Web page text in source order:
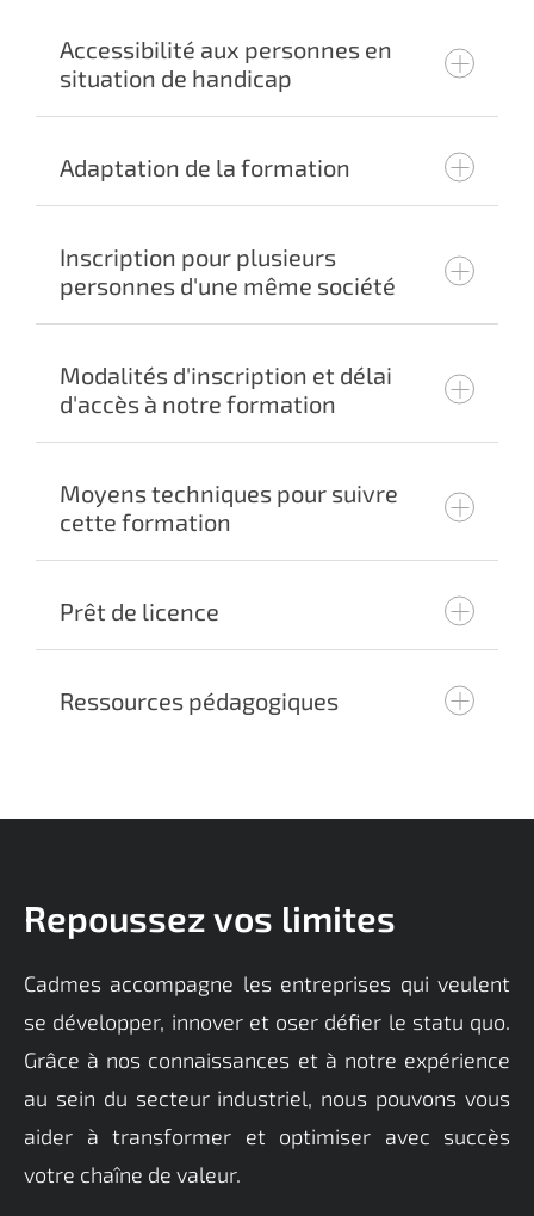
Accessibilité aux personnes en
situation de handicap
customer@cadmes.com
Adaptation de la formation
Inscription pour plusieurs
personnes d'une même société
Modalités d'inscription et délai
d'accès à notre formation
Moyens techniques pour suivre
cette formation
Prêt de licence
Ressources pédagogiques
customer@cadmes.com
Repoussez vos limites
Cadmes accompagne les entreprises qui veulent
se développer, innover et oser défier le statu quo.
Grâce à nos connaissances et à notre expérience
au sein du secteur industriel, nous pouvons vous
aider à transformer et optimiser avec succès
votre chaîne de valeur.